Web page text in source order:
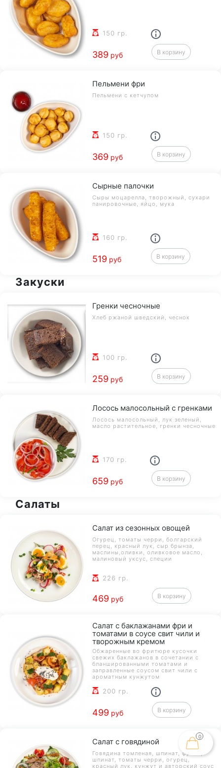
0
150 гр.
389 руб В корзину
Пельмени фри
Пельмени с кетчупом
150 гр.
369 руб В корзину
Сырные палочки
Сыры моцарелла, творожный, сухари
панировочные, яйцо, мука
160 гр.
519 руб В корзину
Закуски
Гренки чесночные
Хлеб ржаной шведский, чеснок
100 гр.
259 руб В корзину
Лосось малосольный с гренками
Лосось малосольный, лук зеленый,
масло растительное, гренки чесночные
170 гр.
659 руб В корзину
Салаты
Салат из сезонных овощей
Огурец, томаты черри, болгарский
перец, красный лук, сыр брынза,
маслины,оливки, оливковое масло,
малиновый уксус, специи
226 гр.
469 руб В корзину
Салат с баклажанами фри и
томатами в соусе свит чили и
творожным кремом
Обжаренные во фритюре кусочки
свежих баклажанов в сочетании с
бланшированными томатами и
заправленные соусом свит чили с
ароматным кунжутом
200 гр.
499 руб В корзину
Салат с говядиной
Говядина томленая, шпинат, фризе,
шпинат, томаты черри, огурец,
красный лук, кунжут и авторский соус